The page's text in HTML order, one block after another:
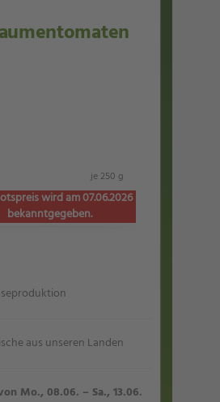
je 250 g
wird am 07.06.2026
bekanntgegeben.
aus unseren Landen
Mo., 08.06. – Sa., 13.06.